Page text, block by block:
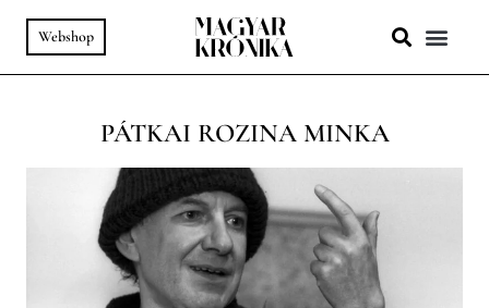
Webshop
PÁTKAI ROZINA MINKA